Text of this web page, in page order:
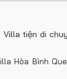
Villa tiện di
Hòa Bình